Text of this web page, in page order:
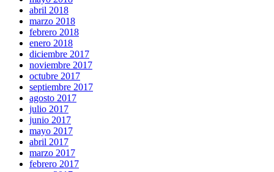
abril 2018
marzo 2018
febrero 2018
enero 2018
diciembre 2017
noviembre 2017
octubre 2017
septiembre 2017
agosto 2017
julio 2017
junio 2017
mayo 2017
abril 2017
marzo 2017
febrero 2017